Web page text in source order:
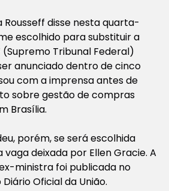
disse nesta quarta-
escolhido para substituir a
Tribunal Federal)
anunciado dentro de cinco
com a imprensa antes de
sobre gestão de compras
Brasília.
porém, se será escolhida
deixada por Ellen Gracie. A
ministra foi publicada no
Oficial da União.